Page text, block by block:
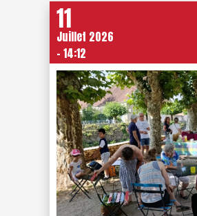
11
Juillet 2026
- 14:12